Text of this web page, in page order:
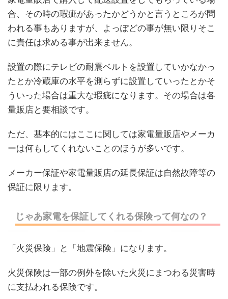
合、その時の瑕疵があったかどうかと言うところが問
われる事もありますが、よっぽどの事が無い限りそこ
に責任は求める事が出来ません。
設置の際にテレビの耐震ベルトを設置していかなかっ
たとか冷蔵庫の水平を測らずに設置していったとかそ
ういった場合は重大な瑕疵になります。その場合は各
量販店と要相談です。
ただ、基本的にはここに関しては家電量販店やメーカ
ーは何もしてくれないことのほうが多いです。
メーカー保証や家電量販店の延長保証は自然故障等の
保証に限ります。
じゃあ家電を保証してくれる保険って何なの？
「火災保険」と「地震保険」になります。
火災保険は一部の例外を除いた火災にまつわる災害時
に支払われる保険です。